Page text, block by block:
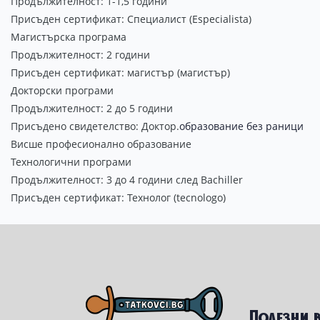
Присъден сертификат: Специалист (Especialista)
Магистърска програма
Продължителност: 2 години
Присъден сертификат: магистър (магистър)
Докторски програми
Продължителност: 2 до 5 години
Присъдено свидетелство: Доктор.образование без раници
Висше професионално образование
Технологични програми
Продължителност: 3 до 4 години след Bachiller
Присъден сертификат: Технолог (tecnologo)
Полезни